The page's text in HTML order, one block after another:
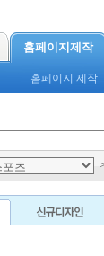
홈페이지제작
홈페이지 제작